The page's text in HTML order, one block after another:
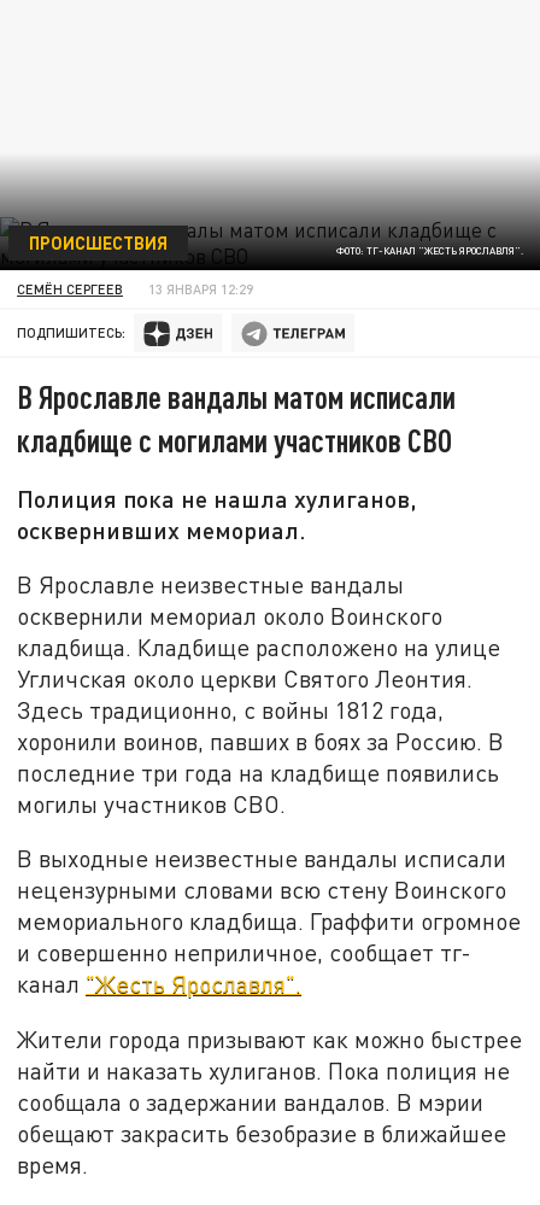
ФОТО: ТГ-КАНАЛ "ЖЕСТЬ ЯРОСЛАВЛЯ".
ПРОИСШЕСТВИЯ
СЕМЁН СЕРГЕЕВ 13 ЯНВАРЯ 12:29
ПОДПИШИТЕСЬ:
В Ярославле вандалы матом исписали
кладбище с могилами участников СВО
Полиция пока не нашла хулиганов,
осквернивших мемориал.
В Ярославле неизвестные вандалы
осквернили мемориал около Воинского
кладбища. Кладбище расположено на улице
Угличская около церкви Святого Леонтия.
Здесь традиционно, с войны 1812 года,
хоронили воинов, павших в боях за Россию. В
последние три года на кладбище появились
могилы участников СВО.
В выходные неизвестные вандалы исписали
нецензурными словами всю стену Воинского
мемориального кладбища. Граффити огромное
и совершенно неприличное, сообщает тг-
канал "Жесть Ярославля".
Жители города призывают как можно быстрее
найти и наказать хулиганов. Пока полиция не
сообщала о задержании вандалов. В мэрии
обещают закрасить безобразие в ближайшее
время.